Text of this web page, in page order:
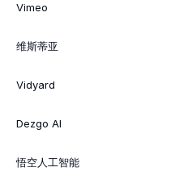
Vimeo
维斯蒂亚
Vidyard
Dezgo AI
悟空人工智能